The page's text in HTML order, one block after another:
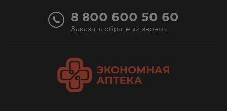
8 800 600 50 60
Заказать обратный звонок